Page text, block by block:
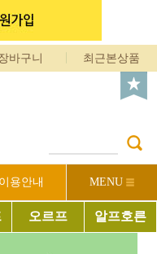
바구니 최근본상품
이용안내 MENU
오르프 알프호른